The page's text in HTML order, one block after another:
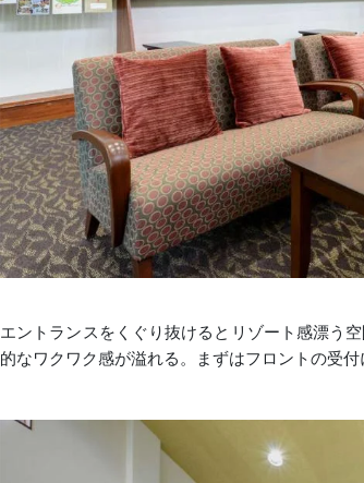
エントランスをくぐり抜けるとリゾート感漂う
的なワクワク感が溢れる。まずはフロントの受付